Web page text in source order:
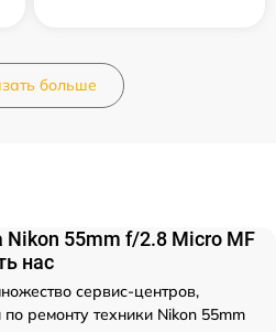
больше
55mm f/2.8 Micro MF
нас
сервис-центров,
ремонту техники Nikon 55mm